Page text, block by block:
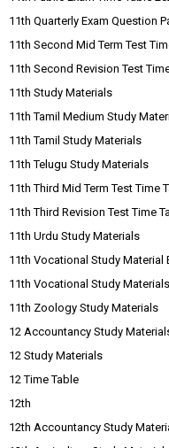
11th Quarterly Exam Question
11th Second Mid Term Test
11th Second Revision Test
11th Study Materials
11th Tamil Medium Study
11th Tamil Study Materials
11th Telugu Study Materials
11th Third Mid Term Test Time
11th Third Revision Test Time
11th Urdu Study Materials
11th Vocational Study Material
11th Vocational Study Materials
11th Zoology Study Materials
12 Accountancy Study
12 Study Materials
12 Time Table
12th
12th Accountancy Study